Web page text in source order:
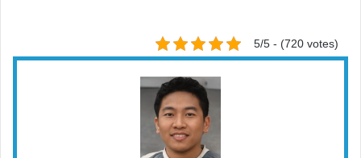
5/5 - (720 votes)